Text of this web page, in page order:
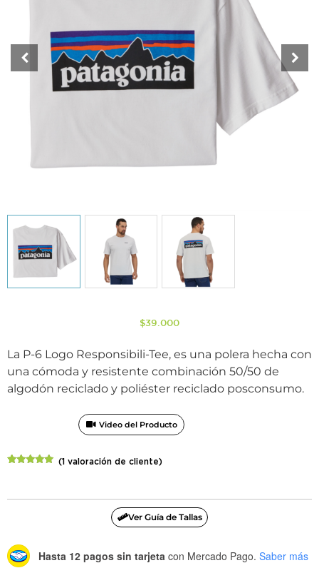
$39.000
La P-6 Logo Responsibili-Tee, es una polera hecha con
una cómoda y resistente combinación 50/50 de
algodón reciclado y poliéster reciclado posconsumo.
Video del Producto
a
(1 valoración de cliente)
Ver Guía de Tallas
Hasta 12 pagos sin tarjeta con Mercado Pago. Saber más